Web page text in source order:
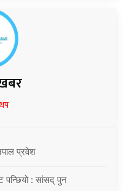
प्रवेश
पन्छियो : सांसद् पुन